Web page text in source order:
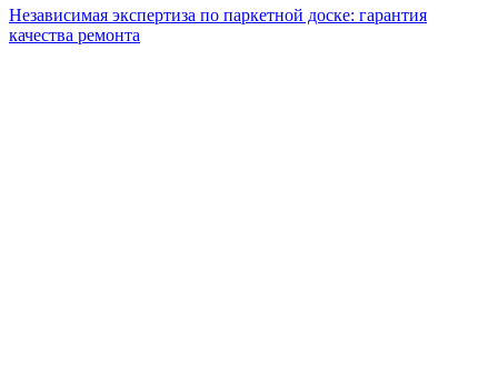
Независимая экспертиза по паркетной доске: гарантия
качества ремонта